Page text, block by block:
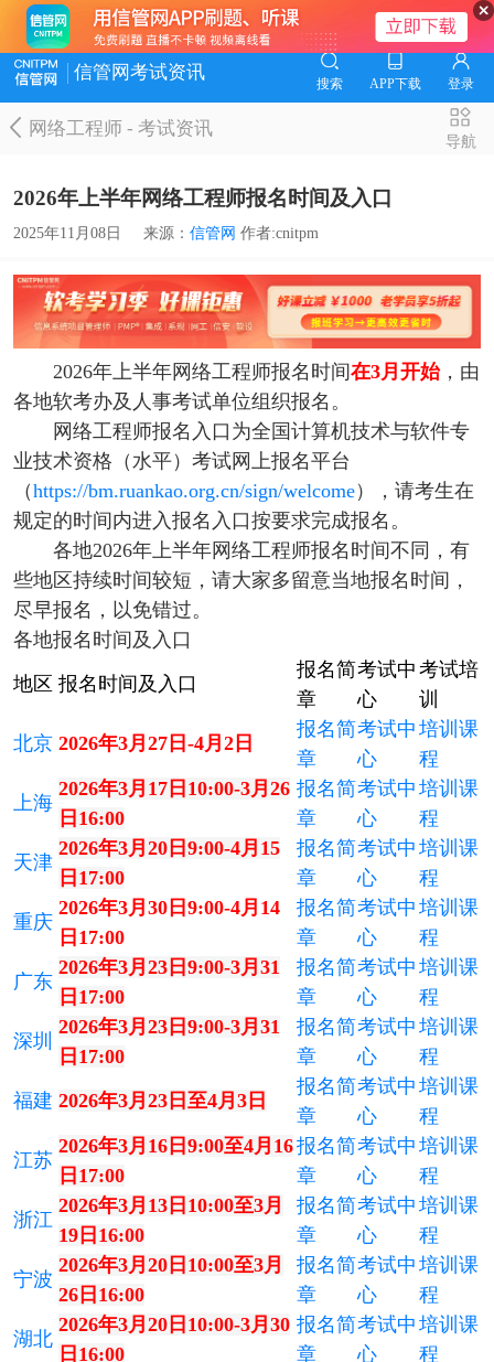
信管网考试资讯
搜索 APP下载 登录
网络工程师-考试资讯
导航
2026年上半年网络工程师报名时间及入口
2025年11月08日 来源： 信管网 作者:cnitpm
2026年上半年网络工程师报名时间在3月开始，由
各地软考办及人事考试单位组织报名。
网络工程师报名入口为全国计算机技术与软件专
业技术资格（水平）考试网上报名平台
（https://bm.ruankao.org.cn/sign/welcome），请考生在
规定的时间内进入报名入口按要求完成报名。
各地2026年上半年网络工程师报名时间不同，有
些地区持续时间较短，请大家多留意当地报名时间，
尽早报名，以免错过。
各地报名时间及入口
地区 报名时间及入口
报名简
章
考试中
心
考试培
训
北京 2026年3月27日-4月2日
报名简
章
考试中
心
培训课
程
上海
2026年3月17日10:00-3月26
日16:00
报名简
章
考试中
心
培训课
程
天津
2026年3月20日9:00-4月15
日17:00
报名简
章
考试中
心
培训课
程
重庆
2026年3月30日9:00-4月14
日17:00
报名简
章
考试中
心
培训课
程
广东
2026年3月23日9:00-3月31
日17:00
报名简
章
考试中
心
培训课
程
深圳
2026年3月23日9:00-3月31
日17:00
报名简
章
考试中
心
培训课
程
福建 2026年3月23日至4月3日
报名简
章
考试中
心
培训课
程
江苏
2026年3月16日9:00至4月16
日17:00
报名简
章
考试中
心
培训课
程
浙江
2026年3月13日10:00至3月
19日16:00
报名简
章
考试中
心
培训课
程
宁波
2026年3月20日10:00至3月
26日16:00
报名简
章
考试中
心
培训课
程
湖北
2026年3月20日10:00-3月30
日16:00
报名简
章
考试中
心
培训课
程